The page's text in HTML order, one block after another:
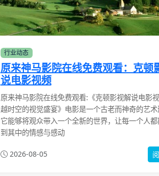
行业动态
原来神马影院在线免费观看：克顿
说电影视频
原来神马影院在线免费观看:《克顿影视解说电影
越时空的视觉盛宴》电影是一个古老而神奇的艺术
它能够将观众带入一个全新的世界，让每一个人
到其中的情感与感动
2026-08-05